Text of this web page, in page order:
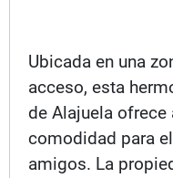
Ubicada en una
acceso, esta
de Alajuela
comodidad para
amigos. La